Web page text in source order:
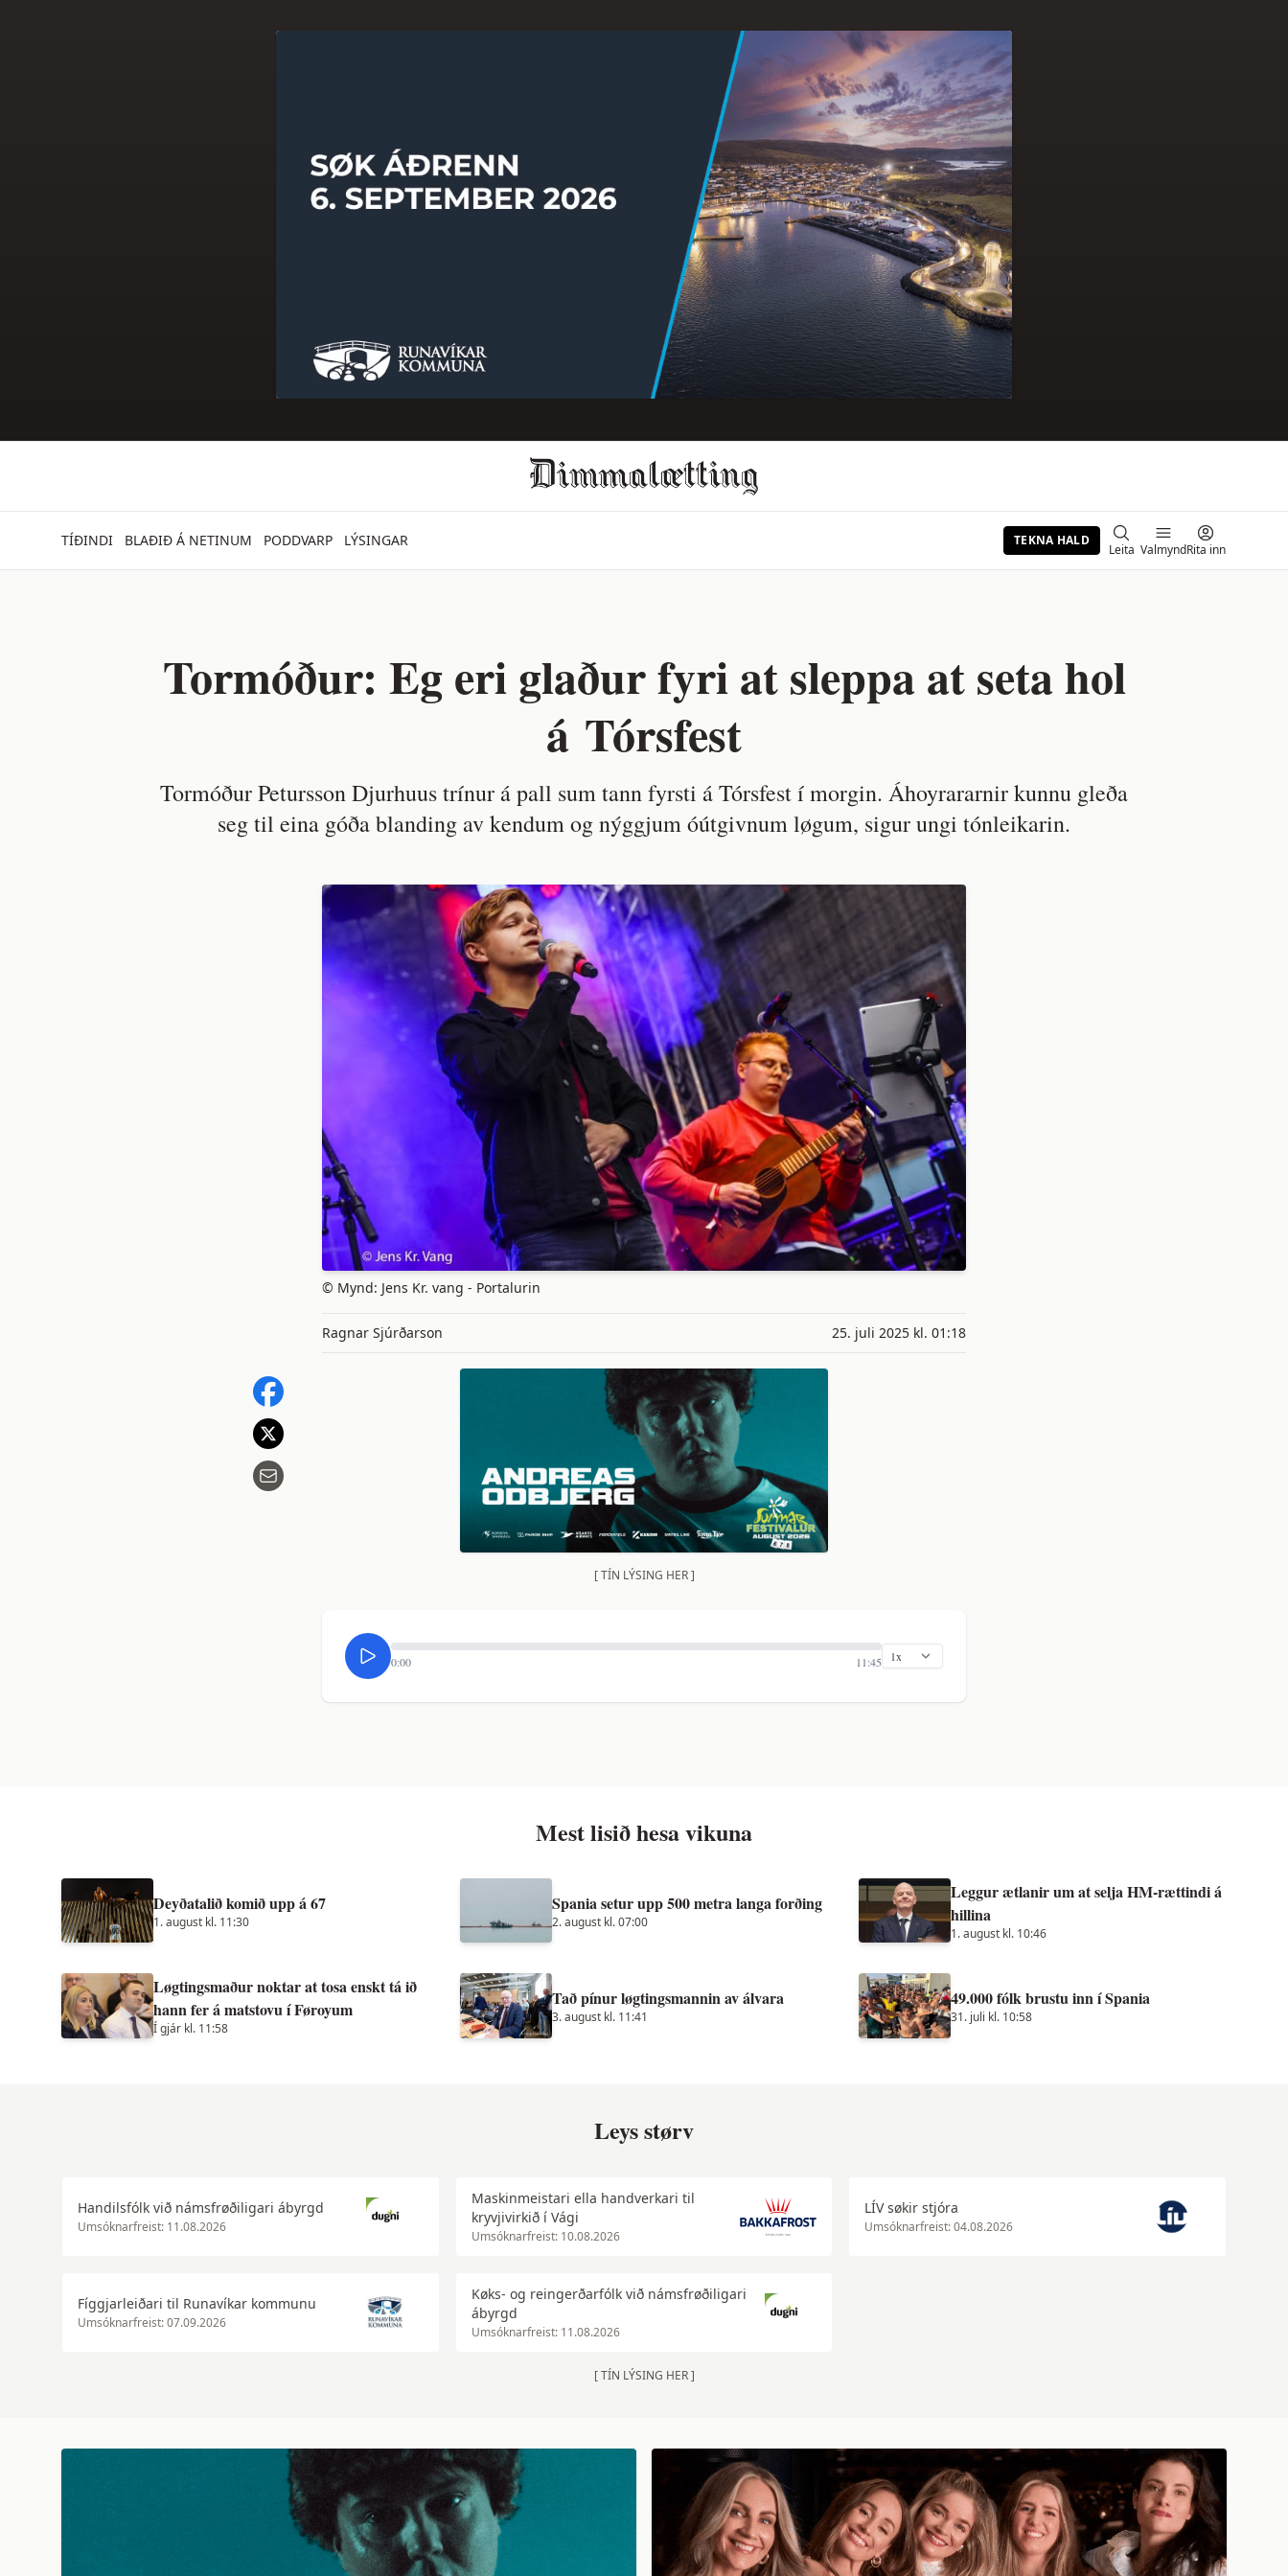
TÍÐINDI BLAÐIÐ Á NETINUM PODDVARP LÝSINGAR TEKNA HALD
Leita ValmyndRita inn
Tormóður: Eg eri glaður fyri at sleppa at seta hol
á Tórsfest
Tormóður Petursson Djurhuus trínur á pall sum tann fyrsti á Tórsfest í morgin. Áhoyrararnir kunnu gleða
seg til eina góða blanding av kendum og nýggjum óútgivnum løgum, sigur ungi tónleikarin.
© Mynd: Jens Kr. vang - Portalurin
Ragnar Sjúrðarson 25. juli 2025 kl. 01:18
[ TÍN LÝSING HER ]
0:00 11:45
Mest lisið hesa vikuna
Deyðatalið komið upp á 67
1. august kl. 11:30
Spania setur upp 500 metra langa forðing
2. august kl. 07:00
Leggur ætlanir um at selja HM-rættindi á
hillina
1. august kl. 10:46
Løgtingsmaður noktar at tosa enskt tá ið
hann fer á matstovu í Føroyum
Í gjár kl. 11:58
Tað pínur løgtingsmannin av álvara
3. august kl. 11:41
49.000 fólk brustu inn í Spania
31. juli kl. 10:58
Leys størv
Handilsfólk við námsfrøðiligari ábyrgd
Umsóknarfreist: 11.08.2026
Maskinmeistari ella handverkari til
kryvjivirkið í Vági
Umsóknarfreist: 10.08.2026
LÍV søkir stjóra
Umsóknarfreist: 04.08.2026
Fíggjarleiðari til Runavíkar kommunu
Umsóknarfreist: 07.09.2026
Køks- og reingerðarfólk við námsfrøðiligari
ábyrgd
Umsóknarfreist: 11.08.2026
[ TÍN LÝSING HER ]